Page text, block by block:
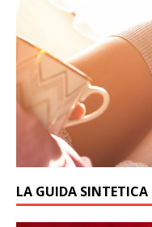
LA GUIDA SINTETICA